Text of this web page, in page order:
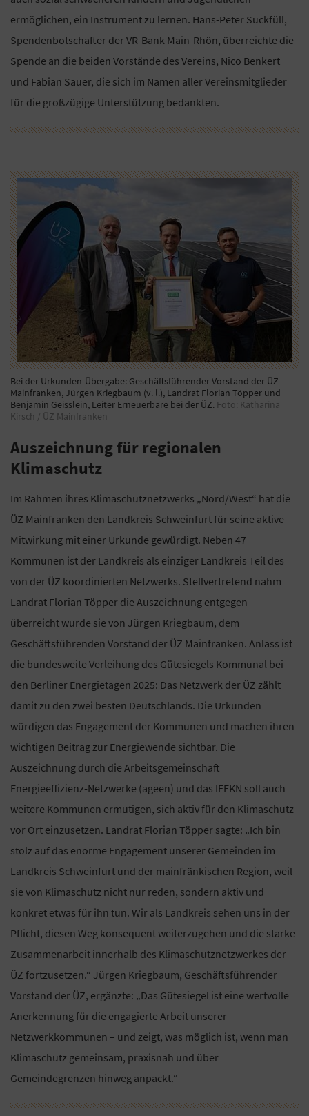
ermöglichen, ein Instrument zu lernen. Hans-Peter Suckfüll,
Spendenbotschafter der VR-Bank Main-Rhön, überreichte die
Spende an die beiden Vorstände des Vereins, Nico Benkert
und Fabian Sauer, die sich im Namen aller Vereinsmitglieder
für die großzügige Unterstützung bedankten.
Bei der Urkunden-Übergabe: Geschäftsführender Vorstand der ÜZ
Mainfranken, Jürgen Kriegbaum (v. l.), Landrat Florian Töpper und
Benjamin Geisslein, Leiter Erneuerbare bei der ÜZ. Foto: Katharina
Kirsch / ÜZ Mainfranken
Auszeichnung für regionalen
Klimaschutz
Im Rahmen ihres Klimaschutznetzwerks „Nord/West“ hat die
ÜZ Mainfranken den Landkreis Schweinfurt für seine aktive
Mitwirkung mit einer Urkunde gewürdigt. Neben 47
Kommunen ist der Landkreis als einziger Landkreis Teil des
von der ÜZ koordinierten Netzwerks. Stellvertretend nahm
Landrat Florian Töpper die Auszeichnung entgegen –
überreicht wurde sie von Jürgen Kriegbaum, dem
Geschäftsführenden Vorstand der ÜZ Mainfranken. Anlass ist
die bundesweite Verleihung des Gütesiegels Kommunal bei
den Berliner Energietagen 2025: Das Netzwerk der ÜZ zählt
damit zu den zwei besten Deutschlands. Die Urkunden
würdigen das Engagement der Kommunen und machen ihren
wichtigen Beitrag zur Energiewende sichtbar. Die
Auszeichnung durch die Arbeitsgemeinschaft
Energieeffizienz-Netzwerke (ageen) und das IEEKN soll auch
weitere Kommunen ermutigen, sich aktiv für den Klimaschutz
vor Ort einzusetzen. Landrat Florian Töpper sagte: „Ich bin
stolz auf das enorme Engagement unserer Gemeinden im
Landkreis Schweinfurt und der mainfränkischen Region, weil
sie von Klimaschutz nicht nur reden, sondern aktiv und
konkret etwas für ihn tun. Wir als Landkreis sehen uns in der
Pflicht, diesen Weg konsequent weiterzugehen und die starke
Zusammenarbeit innerhalb des Klimaschutznetzwerkes der
ÜZ fortzusetzen.“ Jürgen Kriegbaum, Geschäftsführender
Vorstand der ÜZ, ergänzte: „Das Gütesiegel ist eine wertvolle
Anerkennung für die engagierte Arbeit unserer
Netzwerkkommunen – und zeigt, was möglich ist, wenn man
Klimaschutz gemeinsam, praxisnah und über
Gemeindegrenzen hinweg anpackt.“